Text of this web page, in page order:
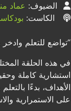
الضيوف: عماد
الكاست:
“تواضع للتعلم
في هذه الحلقة
استشارية كاملة
الأهداف، بدءًا
على الاستمرارية